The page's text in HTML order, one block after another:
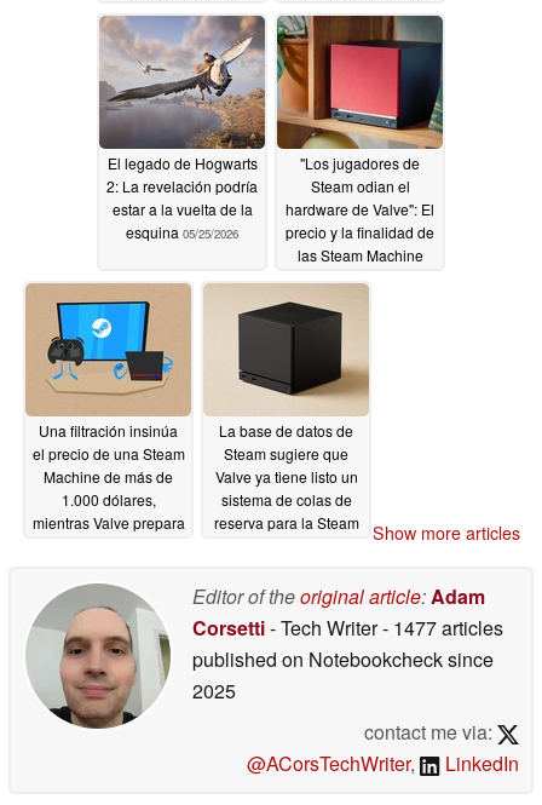
05/25/2026
de 30
05/25/2026
El legado de Hogwarts
2: La revelación podría
estar a la vuelta de la
esquina 05/25/2026
"Los jugadores de
Steam odian el
hardware de Valve": El
precio y la finalidad de
las Steam Machine
Una filtración insinúa
el precio de una Steam
Machine de más de
1.000 dólares,
mientras Valve prepara
05/16/2026
La base de datos de
Steam sugiere que
Valve ya tiene listo un
sistema de colas de
reserva para la Steam
Show more articles
Editor of theoriginal article:Adam
Corsetti- Tech Writer- 1477 articles
published on Notebookchecksince
2025
contact me via:
@ACorsTechWriter, LinkedIn